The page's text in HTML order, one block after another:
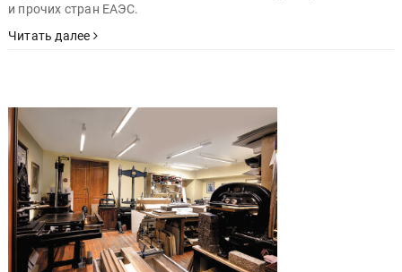
и прочих стран ЕАЭС.
Читать далее